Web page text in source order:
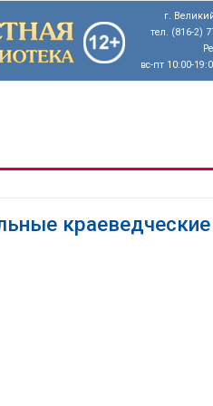
г.
тел. (816-2)
вс-пт 10:00-
краеведческие